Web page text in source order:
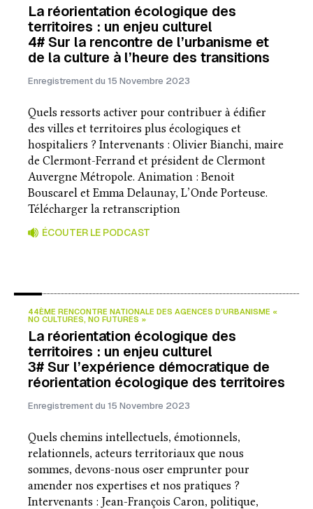
La réorientation écologique des
territoires : un enjeu culturel
4# Sur la rencontre de l’urbanisme et
de la culture à l’heure des transitions
Enregistrement du 15 Novembre 2023
Quels ressorts activer pour contribuer à édifier
des villes et territoires plus écologiques et
hospitaliers ? Intervenants : Olivier Bianchi, maire
de Clermont-Ferrand et président de Clermont
Auvergne Métropole. Animation : Benoit
Bouscarel et Emma Delaunay, L’Onde Porteuse.
Télécharger la retranscription
ÉCOUTER LE PODCAST
44ÈME RENCONTRE NATIONALE DES AGENCES D’URBANISME «
NO CULTURES, NO FUTURES »
La réorientation écologique des
territoires : un enjeu culturel
3# Sur l’expérience démocratique de
réorientation écologique des territoires
Enregistrement du 15 Novembre 2023
Quels chemins intellectuels, émotionnels,
relationnels, acteurs territoriaux que nous
sommes, devons-nous oser emprunter pour
amender nos expertises et nos pratiques ?
Intervenants : Jean-François Caron, politique,